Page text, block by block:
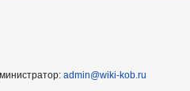
admin@wiki-kob.ru